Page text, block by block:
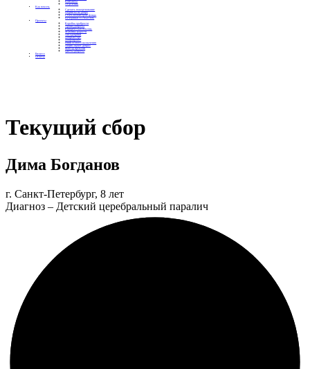
Контакты
Отделения
Как помочь
Сделать пожертвование
Подписка на добро
Стать волонтером фонда
Вечеринки со смыслом
Проекты
Коробка храбрости
Уроки Доброты
Юридическая помощь
Мамины радости
Автодобряки
Добрый торт
Добропробег
Няни особого назначения
Акция «Букет добра»
Фактор времени
Цветы доброты
Бизнесу
Отчеты
Текущий сбор
Дима Богданов
г. Санкт-Петербург, 8 лет
Диагноз – Детский церебральный паралич